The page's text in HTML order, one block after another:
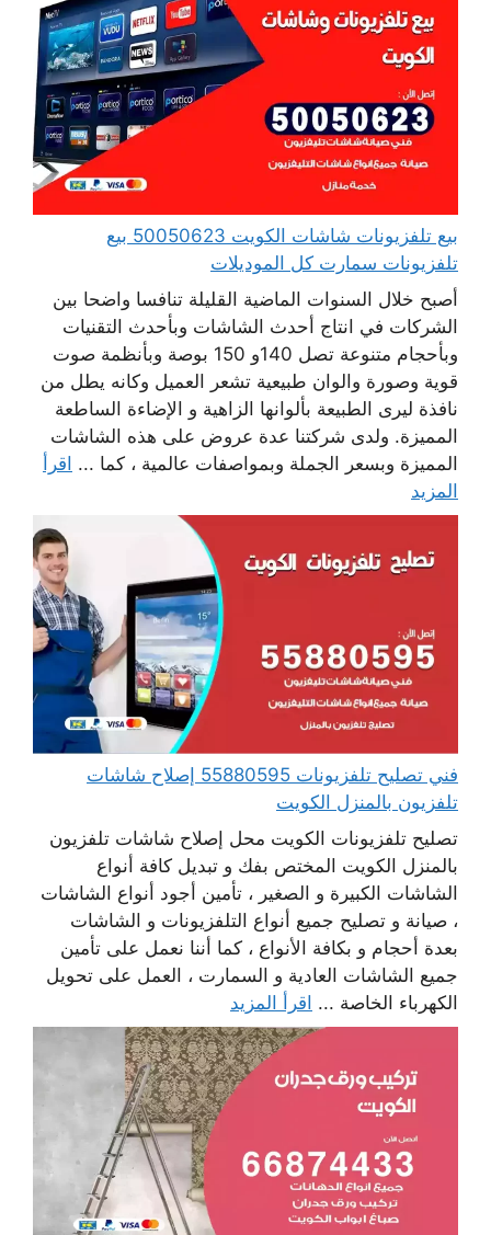
بيع تلفزيونات شاشات الكويت 50050623 بيع
تلفزيونات سمارت كل الموديلات
أصبح خلال السنوات الماضية القليلة تنافسا واضحا بين
الشركات في انتاج أحدث الشاشات وبأحدث التقنيات
وبأحجام متنوعة تصل 140و 150 بوصة وبأنظمة صوت
قوية وصورة والوان طبيعية تشعر العميل وكانه يطل من
نافذة ليرى الطبيعة بألوانها الزاهية و الإضاءة الساطعة
المميزة. ولدى شركتنا عدة عروض على هذه الشاشات
المميزة وبسعر الجملة وبمواصفات عالمية ، كما ... اقرأ
المزيد
فني تصليح تلفزيونات 55880595 إصلاح شاشات
تلفزيون بالمنزل الكويت
تصليح تلفزيونات الكويت محل إصلاح شاشات تلفزيون
بالمنزل الكويت المختص بفك و تبديل كافة أنواع
الشاشات الكبيرة و الصغير ، تأمين أجود أنواع الشاشات
، صيانة و تصليح جميع أنواع التلفزيونات و الشاشات
بعدة أحجام و بكافة الأنواع ، كما أننا نعمل على تأمين
جميع الشاشات العادية و السمارت ، العمل على تحويل
الكهرباء الخاصة ... اقرأ المزيد